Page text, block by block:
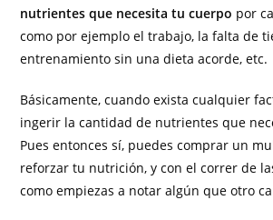
nutrientes que necesita tu cuerpo por
como por ejemplo el trabajo, la falta de
entrenamiento sin una dieta acorde, etc.
Básicamente, cuando exista cualquier
ingerir la cantidad de nutrientes que
Pues entonces sí, puedes comprar un
reforzar tu nutrición, y con el correr de
como empiezas a notar algún que otro